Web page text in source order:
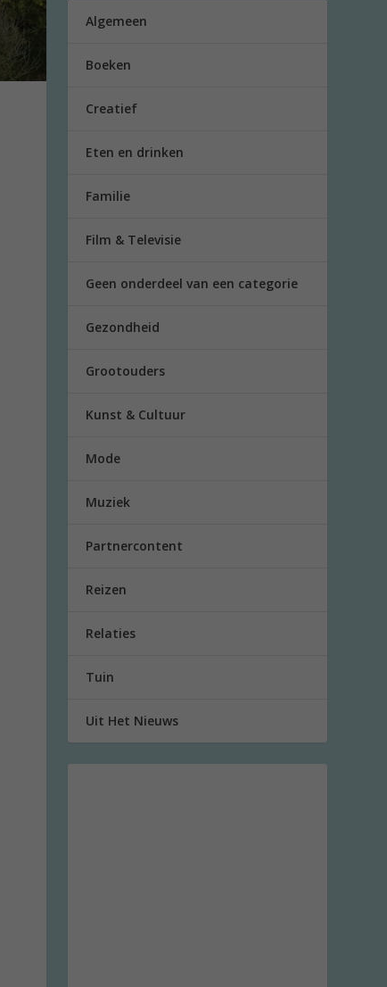
Algemeen
Boeken
Creatief
Eten en drinken
Familie
Film & Televisie
Geen onderdeel van een categorie
Gezondheid
Grootouders
Kunst & Cultuur
Mode
Muziek
Partnercontent
Reizen
Relaties
Tuin
Uit Het Nieuws